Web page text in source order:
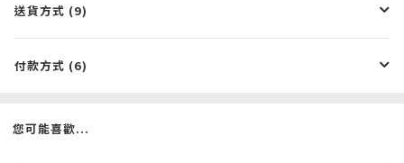
送貨方式 (9)
付款方式 (6)
您可能喜歡...